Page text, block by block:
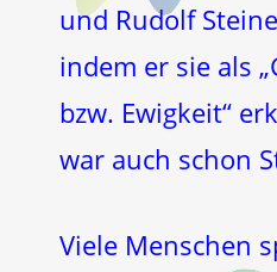
und Rudolf
indem er sie als
bzw. Ewigkeit“
war auch schon
Viele Menschen